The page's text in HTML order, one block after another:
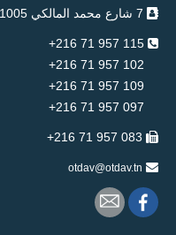
otdav@otdav.tn